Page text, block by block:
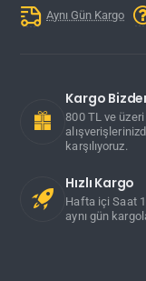
Aynı Gün Kargo
Kargo
800 TL ve üzeri
karşılıyoruz.
Hızlı Kargo
Hafta içi Saat
aynı gün